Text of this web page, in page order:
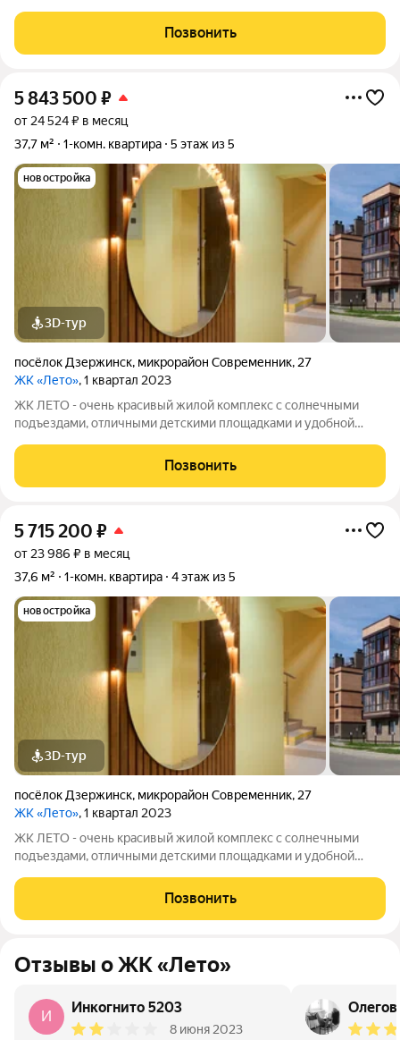
подобрать квартиру любой площади от небольшой
однокомнатной - 33,67 кв. м. до большой
Позвонить
5 843 500 ₽
от 24 524 ₽ в месяц
37,7 м²
1-комн. квартира 5 этаж из 5
новостройка
3D-тур
посёлок Дзержинск, микрорайон Современник, 27
ЖК «Лето», 1 квартал 2023
ЖК ЛЕТО - очень красивый жилой комплекс с солнечными
подъездами, отличными детскими площадками и удобной
подобрать квартиру любой площади от небольшой
однокомнатной - 33,67 кв. м. до большой
Позвонить
5 715 200 ₽
от 23 986 ₽ в месяц
37,6 м²
1-комн. квартира 4 этаж из 5
новостройка
3D-тур
посёлок Дзержинск, микрорайон Современник, 27
ЖК «Лето», 1 квартал 2023
ЖК ЛЕТО - очень красивый жилой комплекс с солнечными
подъездами, отличными детскими площадками и удобной
подобрать квартиру любой площади от небольшой
однокомнатной - 33,67 кв. м. до большой
Позвонить
Отзывы о ЖК «Лето»
И
Инкогнито 5203
8 июня 2023